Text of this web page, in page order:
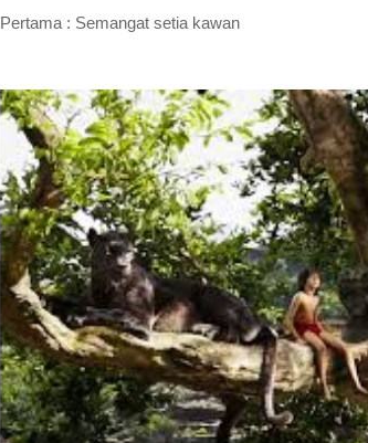
Pertama : Semangat setia kawan